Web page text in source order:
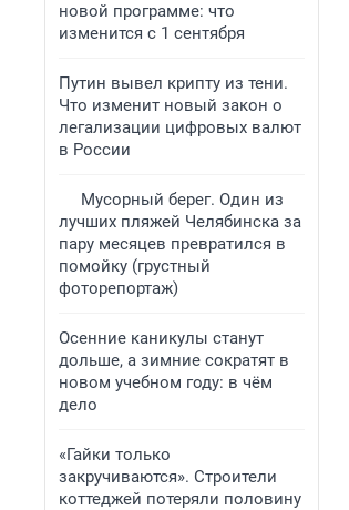
новой программе: что
изменится с 1 сентября
Путин вывел крипту из тени.
Что изменит новый закон о
легализации цифровых валют
в России
Мусорный берег. Один из
лучших пляжей Челябинска за
пару месяцев превратился в
помойку (грустный
фоторепортаж)
Осенние каникулы станут
дольше, а зимние сократят в
новом учебном году: в чём
дело
«Гайки только
закручиваются». Строители
коттеджей потеряли половину